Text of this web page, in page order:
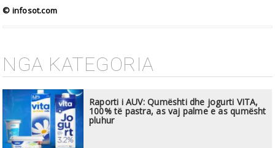
© infosot.com
NGA KATEGORIA
Raporti i AUV: Qumështi dhe jogurti VITA,
100% të pastra, as vaj palme e as qumësht
pluhur